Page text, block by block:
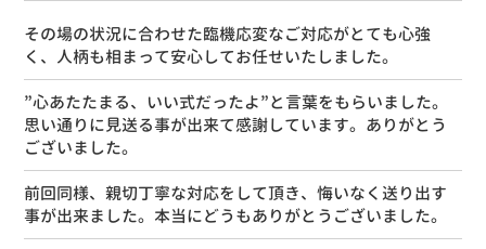
その場の状況に合わせた臨機応変なご対応がとても心強
く、人柄も相まって安心してお任せいたしました。
”心あたたまる、いい式だったよ”と言葉をもらいました。
思い通りに見送る事が出来て感謝しています。ありがとう
ございました。
前回同様、親切丁寧な対応をして頂き、悔いなく送り出す
事が出来ました。本当にどうもありがとうございました。